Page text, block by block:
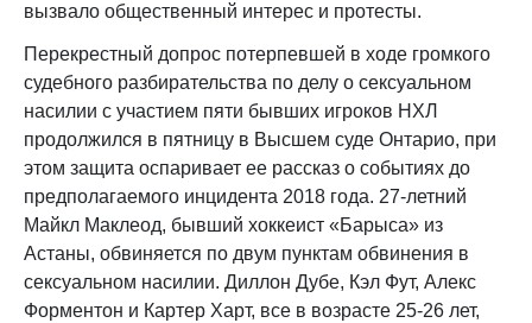
вызвало общественный интерес и протесты.
Перекрестный допрос потерпевшей в ходе громкого
судебного разбирательства по делу о сексуальном
насилии с участием пяти бывших игроков НХЛ
продолжился в пятницу в Высшем суде Онтарио, при
этом защита оспаривает ее рассказ о событиях до
предполагаемого инцидента 2018 года. 27-летний
Майкл Маклеод, бывший хоккеист «Барыса» из
Астаны, обвиняется по двум пунктам обвинения в
сексуальном насилии. Диллон Дубе, Кэл Фут, Алекс
Форментон и Картер Харт, все в возрасте 25-26 лет,